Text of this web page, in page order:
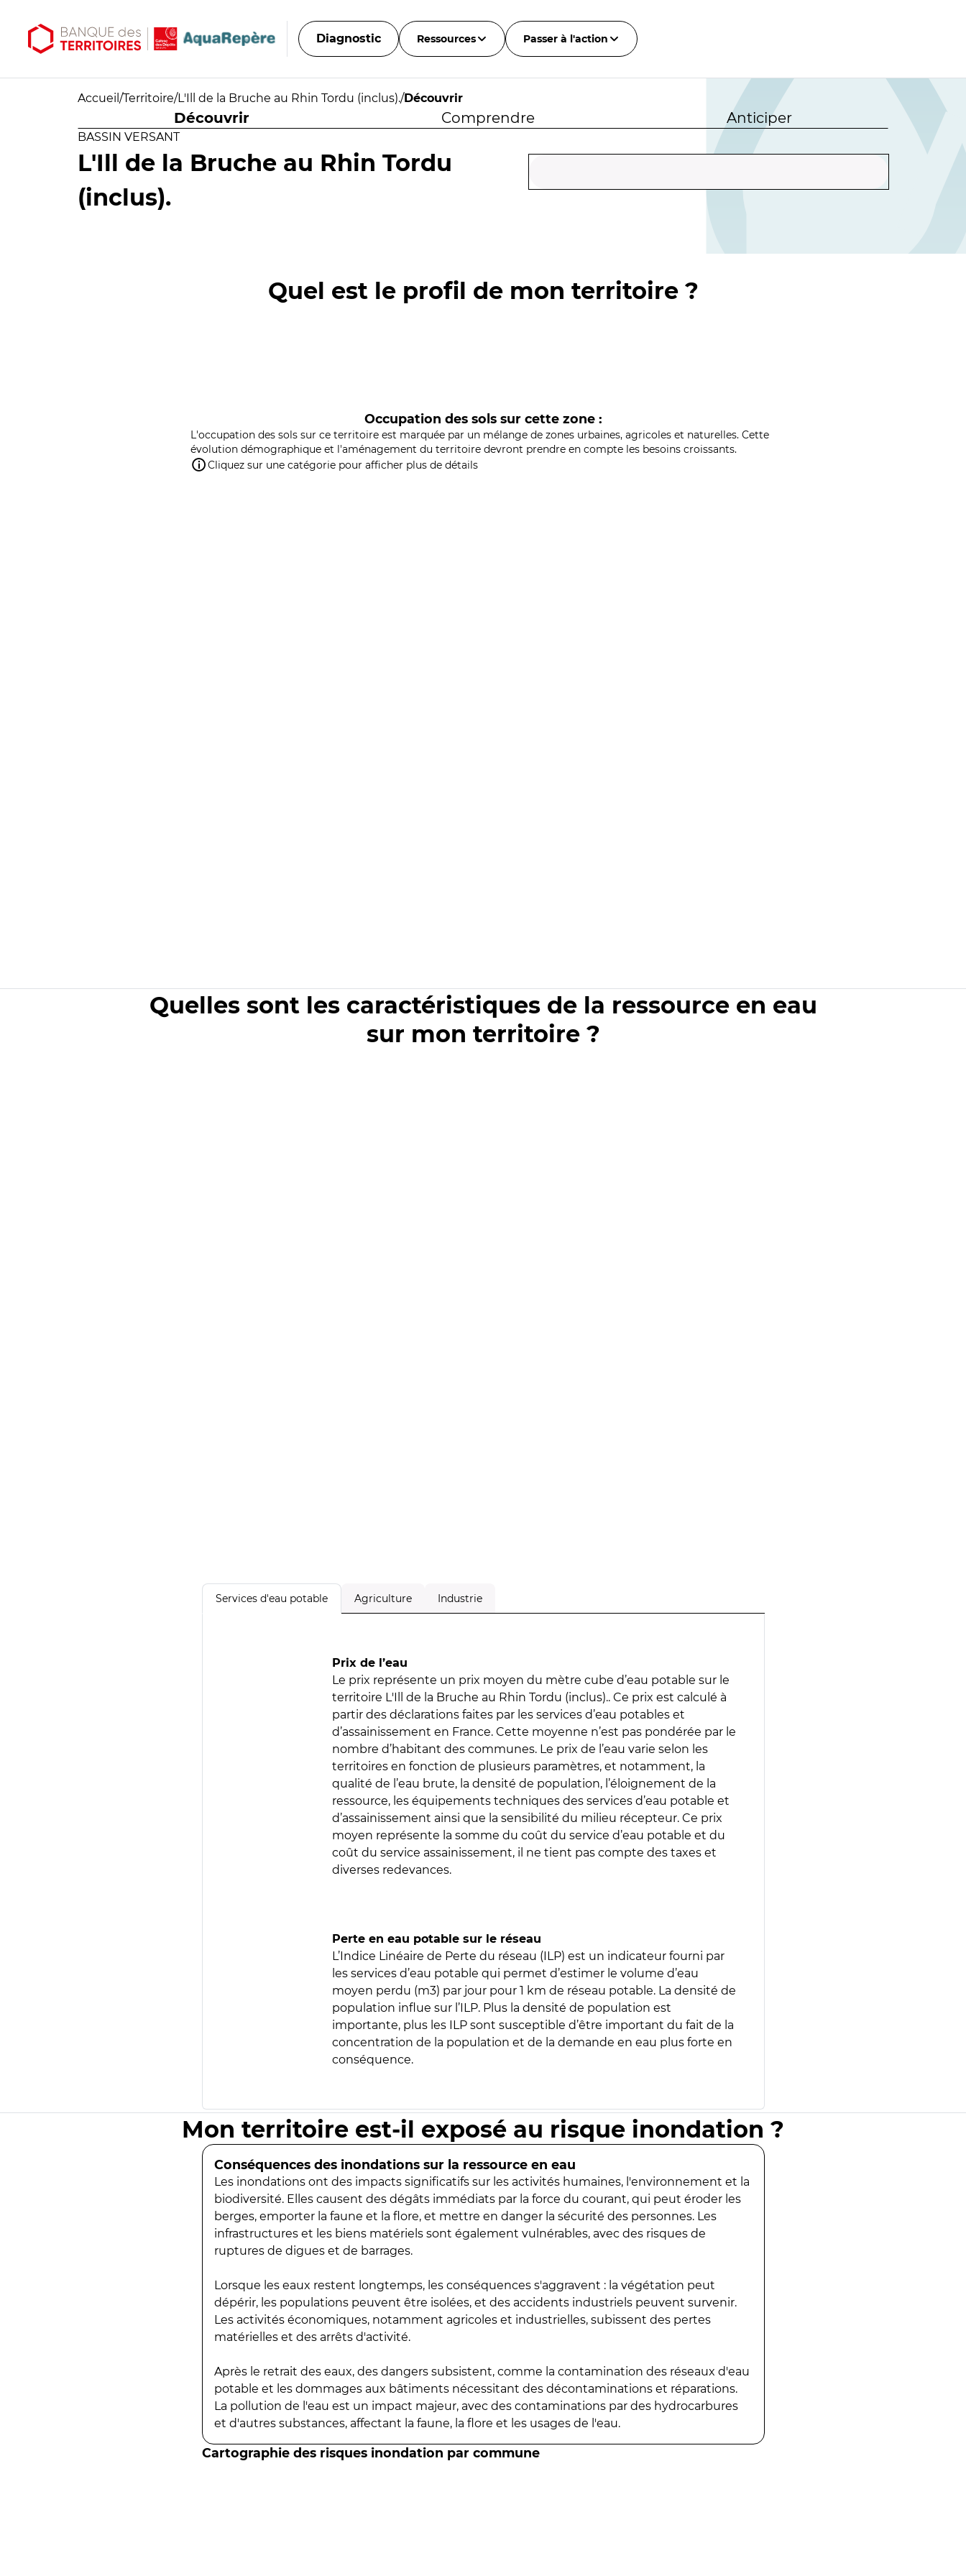
Diagnostic Ressources Passer à l'action
Accueil /Territoire/L'Ill de la Bruche au Rhin Tordu (inclus)./Découvrir
Découvrir Comprendre Anticiper
BASSIN VERSANT
L'Ill de la Bruche au Rhin Tordu
(inclus).
Quel est le profil de mon territoire ?
Occupation des sols sur cette zone :
L'occupation des sols sur ce territoire est marquée par un mélange de zones urbaines, agricoles et naturelles. Cette
évolution démographique et l'aménagement du territoire devront prendre en compte les besoins croissants.
Cliquez sur une catégorie pour afficher plus de détails
Quelles sont les caractéristiques de la ressource en eau
sur mon territoire ?
Services d'eau potable Agriculture Industrie
Prix de l’eau
Le prix représente un prix moyen du mètre cube d’eau potable sur le
territoire L'Ill de la Bruche au Rhin Tordu (inclus).. Ce prix est calculé à
partir des déclarations faites par les services d’eau potables et
d’assainissement en France. Cette moyenne n’est pas pondérée par le
nombre d’habitant des communes. Le prix de l’eau varie selon les
territoires en fonction de plusieurs paramètres, et notamment, la
qualité de l’eau brute, la densité de population, l’éloignement de la
ressource, les équipements techniques des services d’eau potable et
d’assainissement ainsi que la sensibilité du milieu récepteur. Ce prix
moyen représente la somme du coût du service d’eau potable et du
coût du service assainissement, il ne tient pas compte des taxes et
diverses redevances.
Perte en eau potable sur le réseau
L’Indice Linéaire de Perte du réseau (ILP) est un indicateur fourni par
les services d’eau potable qui permet d’estimer le volume d’eau
moyen perdu (m3) par jour pour 1 km de réseau potable. La densité de
population influe sur l’ILP. Plus la densité de population est
importante, plus les ILP sont susceptible d’être important du fait de la
concentration de la population et de la demande en eau plus forte en
conséquence.
Mon territoire est-il exposé au risque inondation ?
Conséquences des inondations sur la ressource en eau
Les inondations ont des impacts significatifs sur les activités humaines, l'environnement et la
biodiversité. Elles causent des dégâts immédiats par la force du courant, qui peut éroder les
berges, emporter la faune et la flore, et mettre en danger la sécurité des personnes. Les
infrastructures et les biens matériels sont également vulnérables, avec des risques de
ruptures de digues et de barrages.
Lorsque les eaux restent longtemps, les conséquences s'aggravent : la végétation peut
dépérir, les populations peuvent être isolées, et des accidents industriels peuvent survenir.
Les activités économiques, notamment agricoles et industrielles, subissent des pertes
matérielles et des arrêts d'activité.
Après le retrait des eaux, des dangers subsistent, comme la contamination des réseaux d'eau
potable et les dommages aux bâtiments nécessitant des décontaminations et réparations.
La pollution de l'eau est un impact majeur, avec des contaminations par des hydrocarbures
et d'autres substances, affectant la faune, la flore et les usages de l'eau.
Cartographie des risques inondation par commune